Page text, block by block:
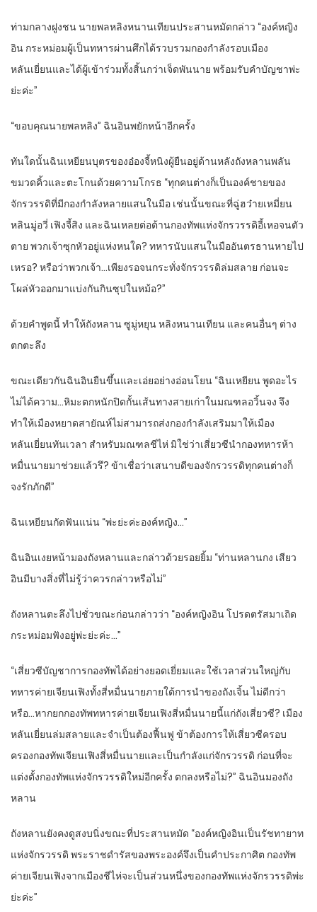
ท่ามกลางฝูงชน นายพลหลิงหนานเทียนประสานหมัดกล่าว “องค์หญิง
อิน กระหม่อมผู้เป็นทหารผ่านศึกได้รวบรวมกองกำลังรอบเมือง
หลันเยี่ยนและได้ผู้เข้าร่วมทั้งสิ้นกว่าเจ็ดพันนาย พร้อมรับคำบัญชาพ่ะ
ย่ะค่ะ”
“ขอบคุณนายพลหลิง” ฉินอินพยักหน้าอีกครั้ง
ทันใดนั้นฉินเหยียนบุตรของอ๋องจี้หนิงผู้ยืนอยู่ด้านหลังถังหลานพลัน
ขมวดคิ้วและตะโกนด้วยความโกรธ “ทุกคนต่างก็เป็นองค์ชายของ
จักรวรรดิที่มีกองกำลังหลายแสนในมือ เช่นนั้นขณะที่ฉู่ฮว๋ายเหมี่ยน
หลินมู่อวี่ เฟิงจี้สิง และฉินเหลยต่อต้านกองทัพแห่งจักรวรรดิอี้เหอจนตัว
ตาย พวกเจ้าซุกหัวอยู่แห่งหนใด? ทหารนับแสนในมืออันตรธานหายไป
เหรอ? หรือว่าพวกเจ้า…เพียงรอจนกระทั่งจักรวรรดิล่มสลาย ก่อนจะ
โผล่หัวออกมาแบ่งกันกินซุปในหม้อ?”
ด้วยคำพูดนี้ ทำให้ถังหลาน ซูมู่หยุน หลิงหนานเทียน และคนอื่นๆ ต่าง
ตกตะลึง
ขณะเดียวกันฉินอินยืนขึ้นและเอ่ยอย่างอ่อนโยน “ฉินเหยียน พูดอะไร
ไม่ได้ความ…หิมะตกหนักปิดกั้นเส้นทางสายเก่าในมณฑลอวิ้นจง จึง
ทำให้เมืองหยาดสายัณห์ไม่สามารถส่งกองกำลังเสริมมาให้เมือง
หลันเยี่ยนทันเวลา สำหรับมณฑลชีไห่ มิใช่ว่าเสี่ยวซีนำกองทหารห้า
หมื่นนายมาช่วยแล้วรึ? ข้าเชื่อว่าเสนาบดีของจักรวรรดิทุกคนต่างก็
จงรักภักดี”
ฉินเหยียนกัดฟันแน่น “พ่ะย่ะค่ะองค์หญิง…”
ฉินอินเงยหน้ามองถังหลานและกล่าวด้วยรอยยิ้ม “ท่านหลานกง เสียว
อินมีบางสิ่งที่ไม่รู้ว่าควรกล่าวหรือไม่”
ถังหลานตะลึงไปชั่วขณะก่อนกล่าวว่า “องค์หญิงอิน โปรดตรัสมาเถิด
กระหม่อมฟังอยู่พ่ะย่ะค่ะ…”
“เสี่ยวซีบัญชาการกองทัพได้อย่างยอดเยี่ยมและใช้เวลาส่วนใหญ่กับ
ทหารค่ายเจียนเฟิงทั้งสี่หมื่นนายภายใต้การนำของถังเจิ้น ไม่ดีกว่า
หรือ…หากยกกองทัพทหารค่ายเจียนเฟิงสี่หมื่นนายนี้แก่ถังเสี่ยวซี? เมือง
หลันเยี่ยนล่มสลายและจำเป็นต้องฟื้นฟู ข้าต้องการให้เสี่ยวซีครอบ
ครองกองทัพเจียนเฟิงสี่หมื่นนายและเป็นกำลังแก่จักรวรรดิ ก่อนที่จะ
แต่งตั้งกองทัพแห่งจักรวรรดิใหม่อีกครั้ง ตกลงหรือไม่?” ฉินอินมองถัง
หลาน
ถังหลานยังคงดูสงบนิ่งขณะที่ประสานหมัด “องค์หญิงอินเป็นรัชทายาท
แห่งจักรวรรดิ พระราชดำรัสของพระองค์จึงเป็นคำประกาศิต กองทัพ
ค่ายเจียนเฟิงจากเมืองชีไห่จะเป็นส่วนหนึ่งของกองทัพแห่งจักรวรรดิพ่ะ
ย่ะค่ะ”